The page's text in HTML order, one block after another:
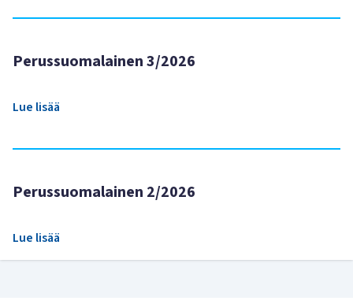
Perussuomalainen 3/2026
Lue lisää
Perussuomalainen 2/2026
Lue lisää